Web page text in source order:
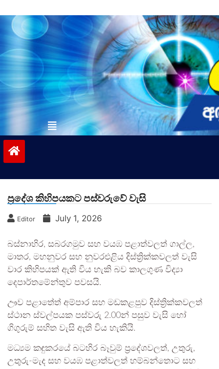
to
contentvinivida.lk
ප්‍රදේශ කිහිපයකට පස්වරුවේ වැසි
Editor July 1, 2026
බස්නාහිර, සබරගමුව සහ වයඹ පළාත්වලත් ගාල්ල,
මාතර, මහනුවර සහ නුවරඑළිය දිස්ත්‍රික්කවලත් වැසි
වාර කිහිපයක් ඇති විය හැකි බව කාලගුණ විද්‍යා
දෙපාර්තමේන්තුව පවසයි.
ඌව පළාතේත් අම්පාර සහ මඩකළපුව දිස්ත්‍රික්කවලත්
ස්ථාන ස්වල්පයක පස්වරු 2.00න් පසුව වැසි හෝ
ගිගුරුම් සහිත වැසි ඇති විය හැකියි.
මධ්‍යම කඳුකරයේ බටහිර බෑවුම් ප්‍රදේශවලත්, උතුරු,
උතුරු-මැද සහ වයඹ පළාත්වලත් හම්බන්තොට සහ